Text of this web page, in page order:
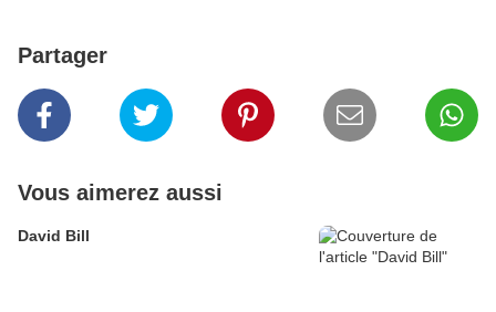
Partager
Vous aimerez aussi
David Bill